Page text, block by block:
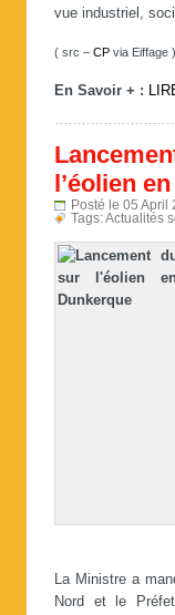
vue industriel,
( src – CP via Eiffage )
En Savoir + :
l’éolien
Posté le 05 April
Tags:Actualités
La Ministre a
Nord et le